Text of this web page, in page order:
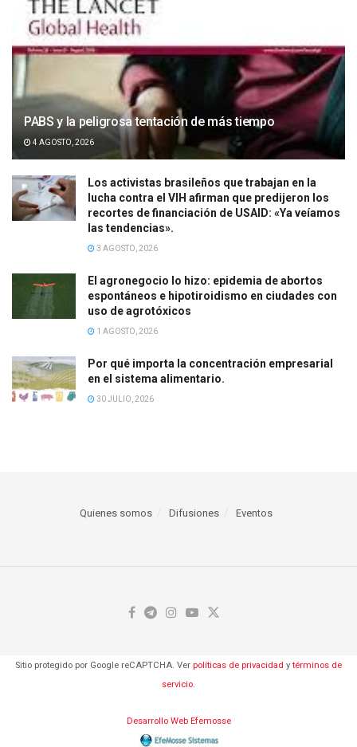
PABS y la peligrosa tentación de más tiempo
4 AGOSTO, 2026
Los activistas brasileños que trabajan en la
lucha contra el VIH afirman que predijeron los
recortes de financiación de USAID: «Ya veíamos
las tendencias».
3 AGOSTO, 2026
El agronegocio lo hizo: epidemia de abortos
espontáneos e hipotiroidismo en ciudades con
uso de agrotóxicos
1 AGOSTO, 2026
Por qué importa la concentración empresarial
en el sistema alimentario.
30 JULIO, 2026
Quienes somos Difusiones Eventos
Sitio protegido por Google reCAPTCHA. Ver políticas de privacidad ytérminos de
servicio.
Desarrollo Web Efemosse